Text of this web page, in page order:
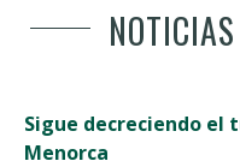
Sigue decreciendo
Menorca